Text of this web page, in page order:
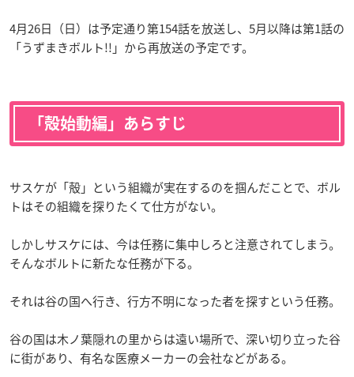
4月26日（日）は予定通り第154話を放送し、5月以降は第1話の
「うずまきボルト!!」から再放送の予定です。
「殻始動編」あらすじ
サスケが「殻」という組織が実在するのを掴んだことで、ボル
トはその組織を探りたくて仕方がない。
しかしサスケには、今は任務に集中しろと注意されてしまう。
そんなボルトに新たな任務が下る。
それは谷の国へ行き、行方不明になった者を探すという任務。
谷の国は木ノ葉隠れの里からは遠い場所で、深い切り立った谷
に街があり、有名な医療メーカーの会社などがある。